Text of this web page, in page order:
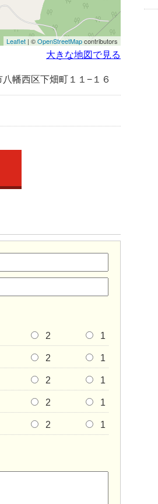
Leaflet | ©OpenStreetMapcontributors
大きな地図で見る
幡西区下畑町１１−１６
2 1
2 1
2 1
2 1
2 1